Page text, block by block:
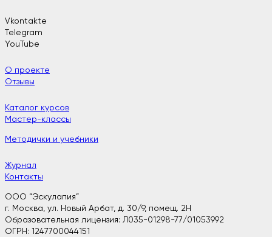
Vkontakte
Telegram
YouTube
О проекте
Отзывы
Каталог курсов
Мастер-классы
Методички и учебники
Журнал
Контакты
ООО “Эскулапия”
г. Москва, ул. Новый Арбат, д. 30/9, помещ. 2H
Образовательная лицензия: Л035-01298-77/01053992
ОГРН: 1247700044151